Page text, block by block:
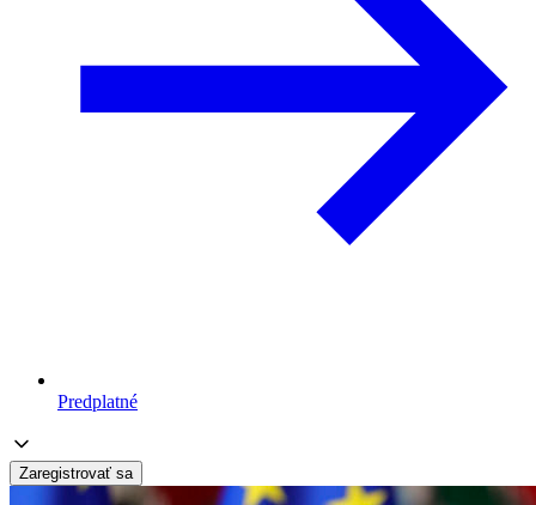
Predplatné
Zaregistrovať sa